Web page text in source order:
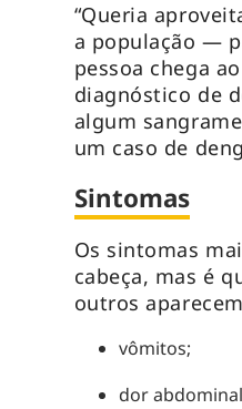
“Queria
a população —
pessoa chega
diagnóstico de
algum
um caso de
Sintomas
Os sintomas
cabeça, mas é
outros
vômitos;
dor